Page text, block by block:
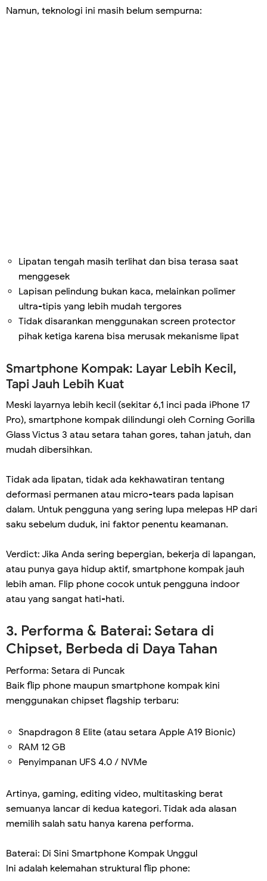
Namun, teknologi ini masih belum sempurna:
Lipatan tengah masih terlihat dan bisa terasa saat
menggesek
Lapisan pelindung bukan kaca, melainkan polimer
ultra-tipis yang lebih mudah tergores
Tidak disarankan menggunakan screen protector
pihak ketiga karena bisa merusak mekanisme lipat
Smartphone Kompak: Layar Lebih Kecil,
Tapi Jauh Lebih Kuat
Meski layarnya lebih kecil (sekitar 6,1 inci pada iPhone 17
Pro), smartphone kompak dilindungi oleh Corning Gorilla
Glass Victus 3 atau setara tahan gores, tahan jatuh, dan
mudah dibersihkan.
Tidak ada lipatan, tidak ada kekhawatiran tentang
deformasi permanen atau micro-tears pada lapisan
dalam. Untuk pengguna yang sering lupa melepas HP dari
saku sebelum duduk, ini faktor penentu keamanan.
Verdict: Jika Anda sering bepergian, bekerja di lapangan,
atau punya gaya hidup aktif, smartphone kompak jauh
lebih aman. Flip phone cocok untuk pengguna indoor
atau yang sangat hati-hati.
3. Performa & Baterai: Setara di
Chipset, Berbeda di Daya Tahan
Performa: Setara di Puncak
Baik flip phone maupun smartphone kompak kini
menggunakan chipset flagship terbaru:
Snapdragon 8 Elite (atau setara Apple A19 Bionic)
RAM 12 GB
Penyimpanan UFS 4.0 / NVMe
Artinya, gaming, editing video, multitasking berat
semuanya lancar di kedua kategori. Tidak ada alasan
memilih salah satu hanya karena performa.
Baterai: Di Sini Smartphone Kompak Unggul
Ini adalah kelemahan struktural flip phone: